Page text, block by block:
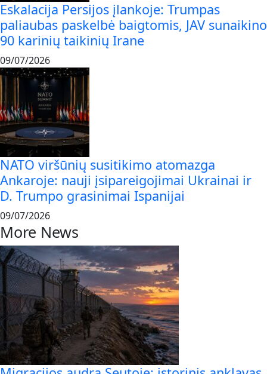
Eskalacija Persijos įlankoje: Trumpas
paliaubas paskelbė baigtomis, JAV sunaikino
90 karinių taikinių Irane
09/07/2026
NATO viršūnių susitikimo atomazga
Ankaroje: nauji įsipareigojimai Ukrainai ir
D. Trumpo grasinimai Ispanijai
09/07/2026
More News